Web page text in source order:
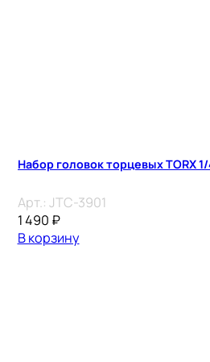
Набор головок торцевых TORX
Арт.: JTC-3901
1 490 ₽
В корзину